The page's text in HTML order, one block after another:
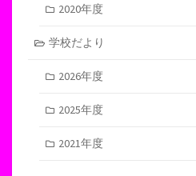
2020年度
学校だより
2026年度
2025年度
2021年度